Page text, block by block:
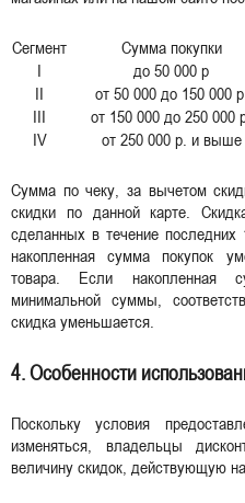
Сегмент Сумма покупки
I
до 50 000 р
II
от 50 000 до 150 000 р.
III
от 150 000 до 250 000
IV
от 250 000 р. и выше
Сумма по чеку, за вычетом
скидки по данной карте.
сделанных в течение
накопленная сумма покупок
товара. Если накопленная
минимальной суммы,
скидка уменьшается.
4. Особенности
Поскольку условия
изменяться, владельцы
величину скидок, действующую